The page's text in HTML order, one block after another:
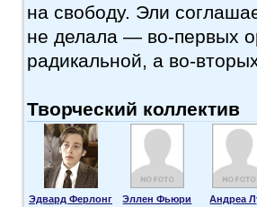
на свободу. Эли
не делала — во-первых
радикальной, а во-
Творческий коллектив
Эдвард Ферлонг Эллен Фьюри
Андреа